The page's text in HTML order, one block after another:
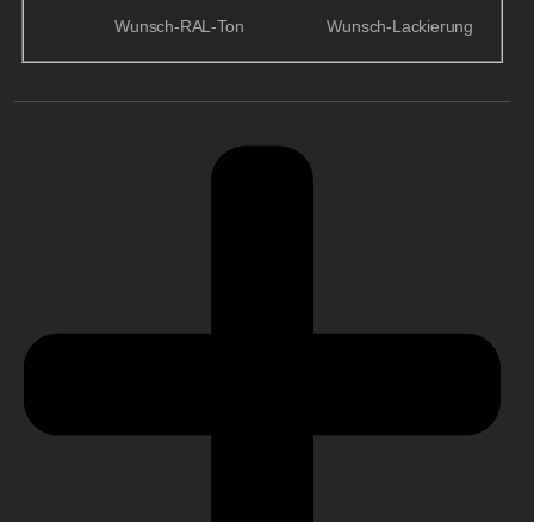
Wunsch-RAL-Ton Wunsch-Lackierung